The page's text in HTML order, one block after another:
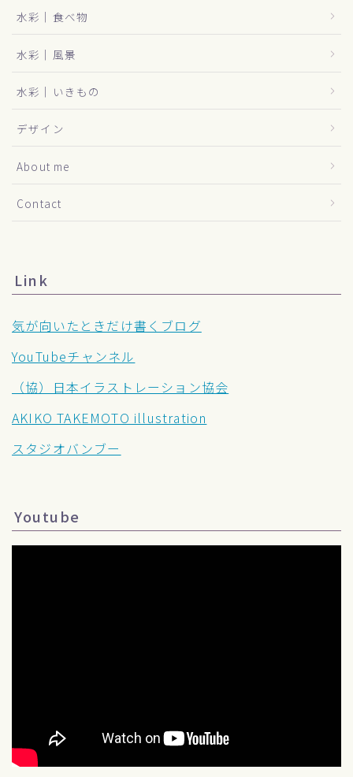
水彩｜食べ物
水彩｜風景
水彩｜いきもの
デザイン
About me
Contact
Link
気が向いたときだけ書くブログ
YouTubeチャンネル
（協）日本イラストレーション協会
AKIKO TAKEMOTO illustration
スタジオバンブー
Youtube